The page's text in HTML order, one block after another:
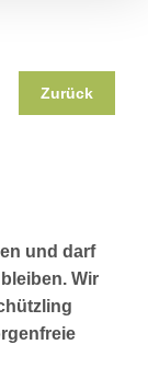
Zurück
und darf
Wir